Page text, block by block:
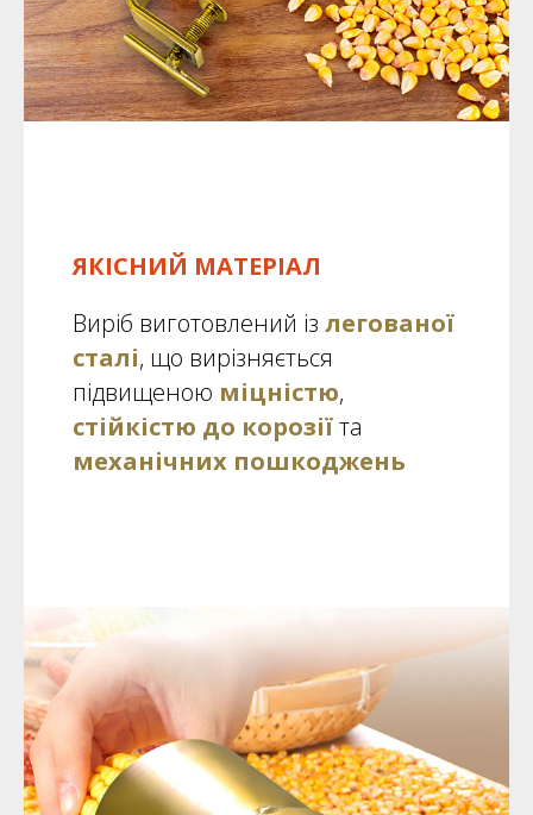
ЯКІСНИЙ МАТЕРІАЛ
Виріб виготовлений із легованої
сталі, що вирізняється
підвищеною міцністю,
стійкістю до корозіїта
механічних пошкоджень